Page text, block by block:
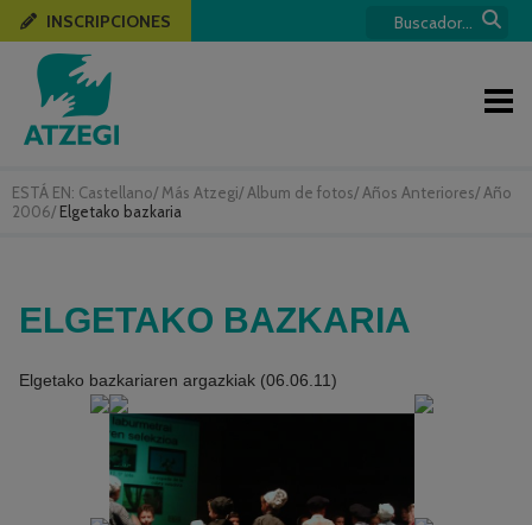
ESTÁ EN: Castellano/ Más Atzegi/ Album de fotos/ Años Anteriores/ Año
2006/ Elgetako bazkaria
INSCRIPCIONES
ELGETAKO BAZKARIA
Elgetako bazkariaren argazkiak (06.06.11)